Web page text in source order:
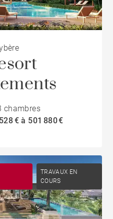
chambres
€ à 501 880 €
TRAVAUX EN
COURS